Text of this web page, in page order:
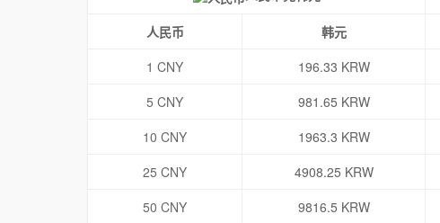
人民币 韩元
1 CNY
196.33 KRW
5 CNY
981.65 KRW
10 CNY
1963.3 KRW
25 CNY
4908.25 KRW
50 CNY
9816.5 KRW